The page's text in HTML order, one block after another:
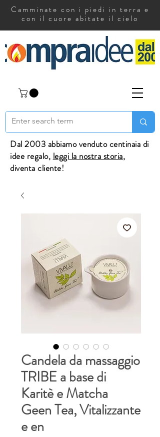
Camminate con i piedi in terra e
con il cuore abitate il cielo
Dal 2003 abbiamo venduto centinaia di
idee regalo, leggi la nostra storia,
diventa cliente!
Candela da massaggio
TRIBE a base di
Karitè e Matcha
Geen Tea, Vitalizzante
e en